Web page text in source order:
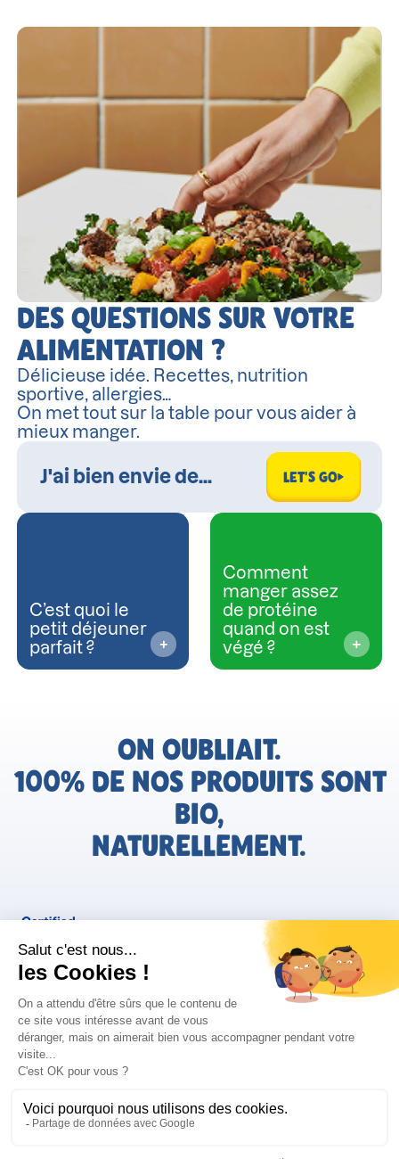
DES QUESTIONS SUR VOTRE
ALIMENTATION ?
Délicieuse idée. Recettes, nutrition
sportive, allergies…
On met tout sur la table pour vous aider à
mieux manger.
LET'S GO
C’est quoi le
petit déjeuner
parfait ?
Comment
manger assez
de protéine
quand on est
végé ?
ON OUBLIAIT.
100% DE NOS PRODUITS SONT
BIO,
NATURELLEMENT.
FR
Bjorg pour les pros
Politique de confidentialité
Instagram Facebook
Retrouvez les informations AGEC de nos produits sur le site